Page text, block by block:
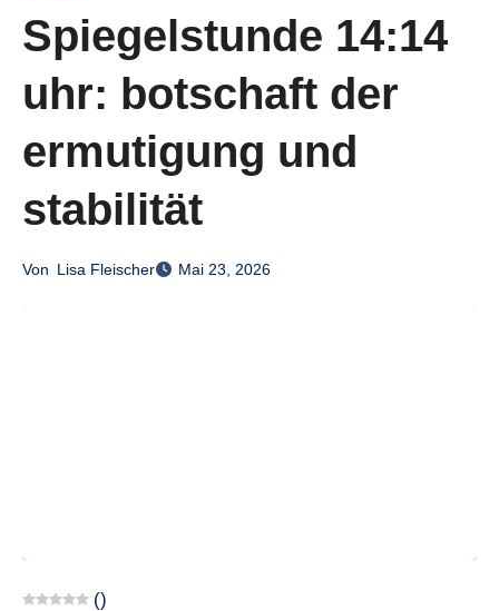
Spiegelstunde 14:14
uhr: botschaft der
ermutigung und
stabilität
Von Lisa Fleischer Mai 23, 2026
()